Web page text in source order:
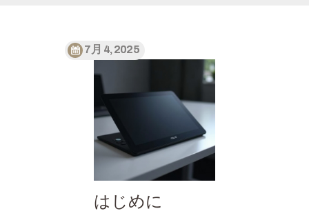
7月 4, 2025
はじめに